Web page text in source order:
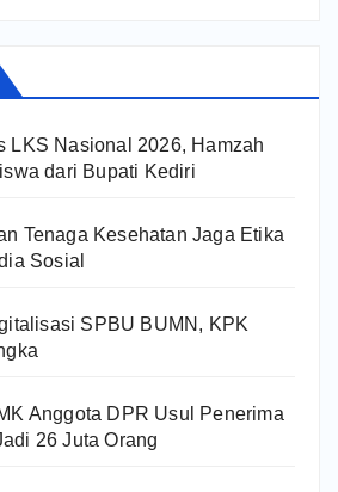
LKS Nasional 2026, Hamzah
dari Bupati Kediri
Tenaga Kesehatan Jaga Etika
Sosial
SPBU BUMN, KPK
Anggota DPR Usul Penerima
26 Juta Orang